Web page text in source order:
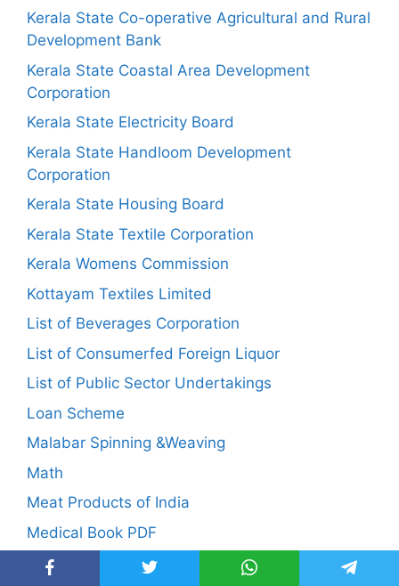
Kerala State Co-operative Agricultural and Rural
Development Bank
Kerala State Coastal Area Development
Corporation
Kerala State Electricity Board
Kerala State Handloom Development
Corporation
Kerala State Housing Board
Kerala State Textile Corporation
Kerala Womens Commission
Kottayam Textiles Limited
List of Beverages Corporation
List of Consumerfed Foreign Liquor
List of Public Sector Undertakings
Loan Scheme
Malabar Spinning &Weaving
Math
Meat Products of India
Medical Book PDF
Medicine